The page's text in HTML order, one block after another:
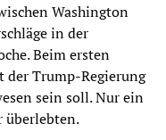
Washington
in der
Beim ersten
der Trump-Regierung
sein soll. Nur ein
überlebten.